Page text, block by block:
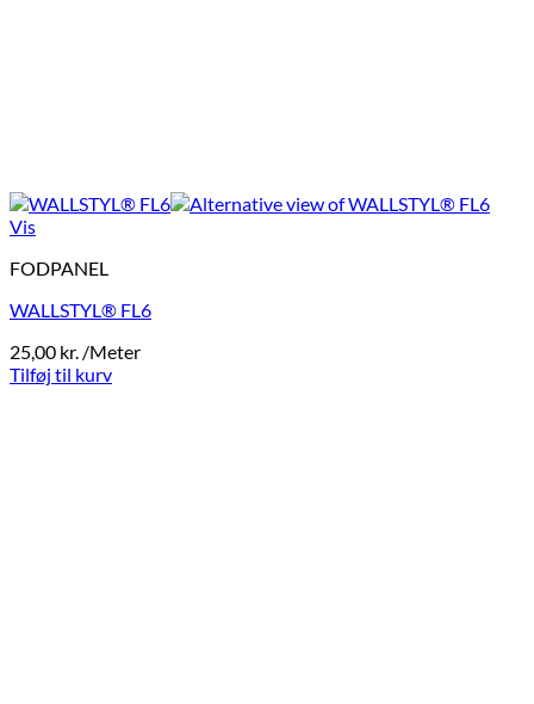
Vis
FODPANEL
WALLSTYL® FL6
25,00 kr. /Meter
Tilføj til kurv